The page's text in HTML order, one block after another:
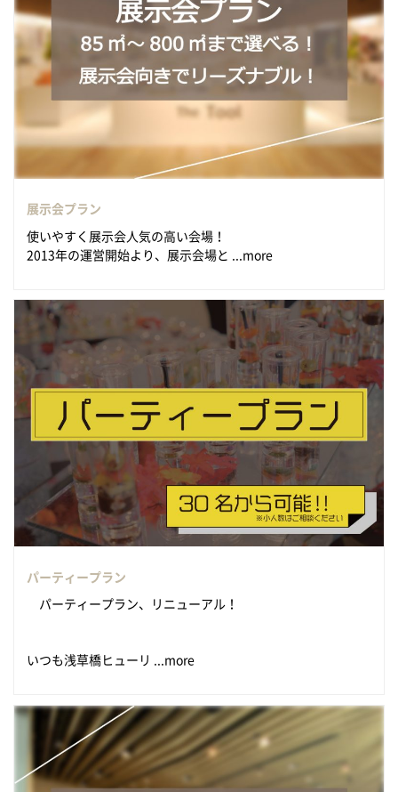
展示会プラン
使いやすく展示会人気の高い会場！
2013年の運営開始より、展示会場と ...more
パーティープラン
パーティープラン、リニューアル！
いつも浅草橋ヒューリ ...more